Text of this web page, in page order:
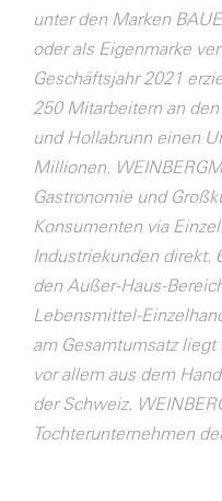
unter den Marken
oder als Eigenmarke
Geschäftsjahr 2021
250 Mitarbeitern an
und Hollabrunn einen
Millionen.
Gastronomie und
Konsumenten via
Industriekunden direkt.
den Außer-Haus-
Lebensmittel-
am Gesamtumsatz
vor allem aus dem
der Schweiz.
Tochterunternehmen